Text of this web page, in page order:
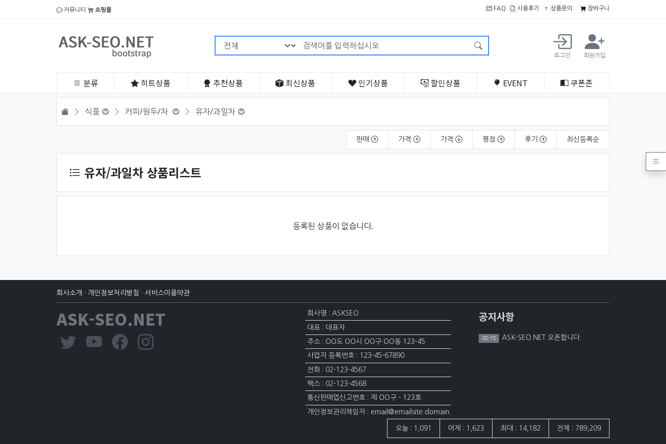
커뮤니티 쇼핑몰 FAQ 사용후기 상품문의 장바구니
검색어 필수
로그인 회원가입
분류 히트상품 추천상품 최신상품 인기상품 할인상품 EVENT 쿠폰존
HOME 식품 커피/원두/차 유자/과일차
판매 가격 가격 평점 후기 최신등록순
유자/과일차 상품리스트
등록된 상품이 없습니다.
회사소개 · 개인정보처리방침 · 서비스이용약관
ASK-SEO.NET 회사명 : ASKSEO
대표 : 대표자
주소 : OO도 OO시 OO구 OO동 123-45
사업자 등록번호 : 123-45-67890
전화 : 02-123-4567
팩스 : 02-123-4568
통신판매업신고번호 : 제 OO구 - 123호
개인정보관리책임자 : email@emailsite.domain
공지사항
02-15 ASK-SEO.NET 오픈합니다.
접속자집계
오늘 : 1,091 어제 : 1,623 최대 : 14,182 전체 : 789,209